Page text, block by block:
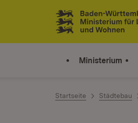
Zum Inhalt springen
Link zur Startseite
Ministerium
Startseite Städtebau